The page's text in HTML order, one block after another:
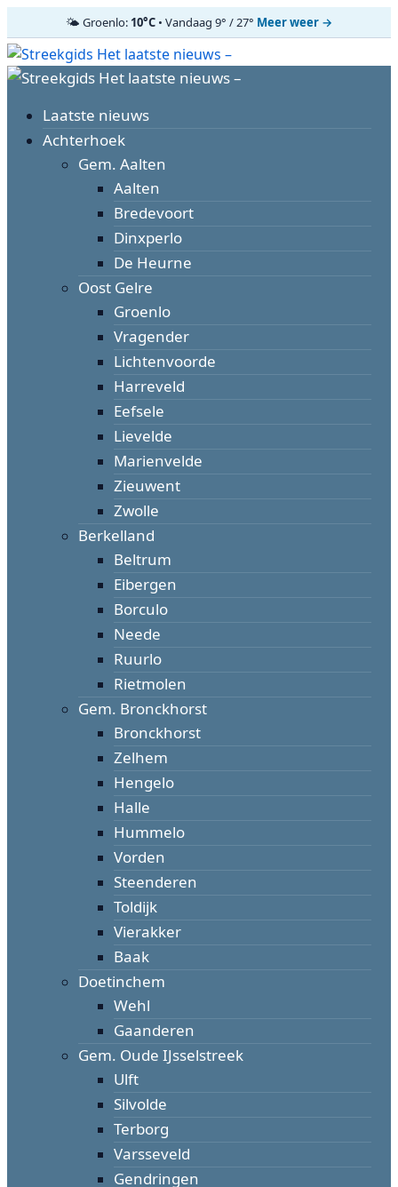
🌤️ Groenlo: 10°C • Vandaag 9° / 27° Meer weer →
Ga
naar
inhoud
Primair
Laatste nieuws
Achterhoek
Gem. Aalten
Aalten
Bredevoort
Dinxperlo
De Heurne
Oost Gelre
Groenlo
Vragender
Lichtenvoorde
Harreveld
Eefsele
Lievelde
Marienvelde
Zieuwent
Zwolle
Berkelland
Beltrum
Eibergen
Borculo
Neede
Ruurlo
Rietmolen
Gem. Bronckhorst
Bronckhorst
Zelhem
Hengelo
Halle
Hummelo
Vorden
Steenderen
Toldijk
Vierakker
Baak
Doetinchem
Wehl
Gaanderen
Gem. Oude IJsselstreek
Ulft
Silvolde
Terborg
Varsseveld
Gendringen